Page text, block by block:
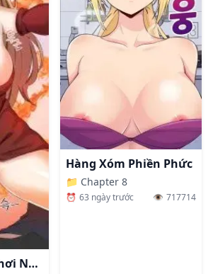
Cửa Hàng Đồ Chơi Người Lớn Ở Thế Giới Lạ
Hàng Xóm Phiền Phức
📁 Chapter 8
⏰ 63 ngày trước 👁️ 717714